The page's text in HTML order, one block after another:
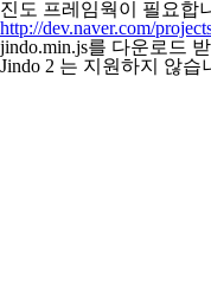
진도 프레임웍이 필요합
http://dev.naver.com/
jindo.min.js를 다운로드
Jindo 2 는 지원하지 않습